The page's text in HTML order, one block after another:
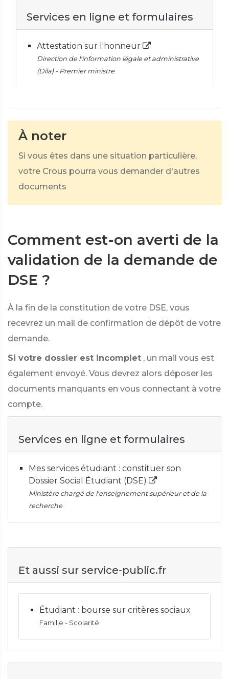
Services en ligne et formulaires
Attestation sur l'honneur
Direction de l'information légale et administrative
(Dila) - Premier ministre
À noter
Si vous êtes dans une situation particulière,
votre Crous pourra vous demander d'autres
documents
Comment est-on averti de la
validation de la demande de
DSE ?
À la fin de la constitution de votre DSE, vous
recevrez un mail de confirmation de dépôt de votre
demande.
Si votre dossier est incomplet , un mail vous est
également envoyé. Vous devrez alors déposer les
documents manquants en vous connectant à votre
compte.
Services en ligne et formulaires
Mes services étudiant : constituer son
Dossier Social Étudiant (DSE)
Ministère chargé de l'enseignement supérieur et de la
recherche
Et aussi sur service-public.fr
Étudiant : bourse sur critères sociaux
Famille - Scolarité